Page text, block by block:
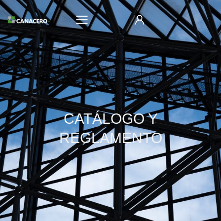
CATÁLOGO Y
REGLAMENTO